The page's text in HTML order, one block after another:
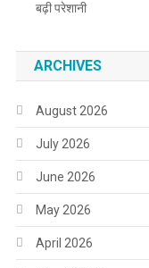
बढ़ी परेशानी
ARCHIVES
August 2026
July 2026
June 2026
May 2026
April 2026